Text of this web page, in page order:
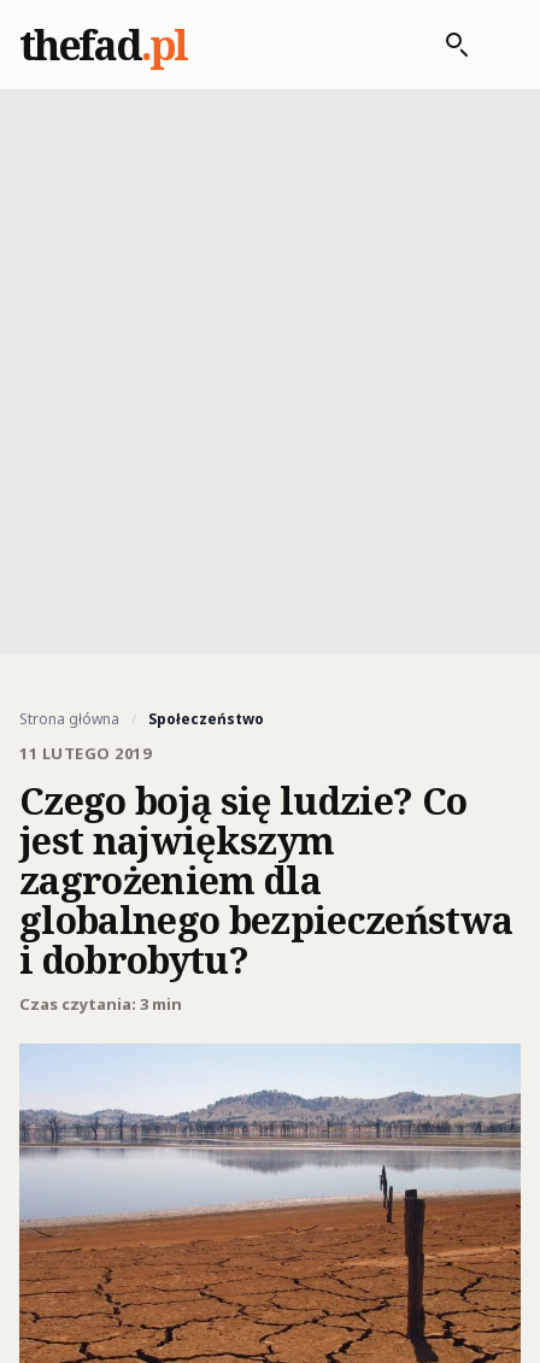
thefad.pl
Strona główna / Społeczeństwo
11 LUTEGO 2019
Czego boją się ludzie? Co
jest największym
zagrożeniem dla
globalnego bezpieczeństwa
i dobrobytu?
Czas czytania: 3 min